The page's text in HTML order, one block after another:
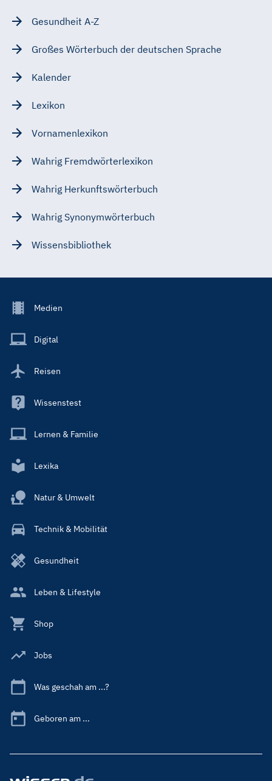
Gesundheit A-Z
Großes Wörterbuch der deutschen Sprache
Kalender
Lexikon
Vornamenlexikon
Wahrig Fremdwörterlexikon
Wahrig Herkunftswörterbuch
Wahrig Synonymwörterbuch
Wissensbibliothek
Footer
Main
Medien
Digital
Reisen
Wissenstest
Lernen & Familie
Lexika
Natur & Umwelt
Technik & Mobilität
Gesundheit
Leben & Lifestyle
Shop
Jobs
Was geschah am ...?
Geboren am ...